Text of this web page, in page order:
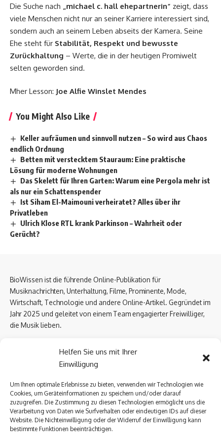
Helfen Sie uns mit Ihrer
Einwilligung
Um Ihnen optimale Erlebnisse zu bieten, verwenden wir Technologien wie
Cookies, um Geräteinformationen zu speichern und/oder darauf
zuzugreifen. Die Zustimmung zu diesen Technologien ermöglicht uns die
Verarbeitung von Daten wie Surfverhalten oder eindeutigen IDs auf dieser
Website. Die Nichteinwilligung oder der Widerruf der Einwilligung kann
bestimmte Funktionen beeinträchtigen.
Die Suche nach „michael c. hall ehepartnerin“ zeigt, dass
viele Menschen nicht nur an seiner Karriere interessiert sind,
sondern auch an seinem Leben abseits der Kamera. Seine
Ehe steht für Stabilität, Respekt und bewusste
Zurückhaltung – Werte, die in der heutigen Promiwelt
selten geworden sind.
Mher Lesson: Joe Alfie Winslet Mendes
You Might Also Like
Keller aufräumen und sinnvoll nutzen – So wird aus Chaos
endlich Ordnung
Betten mit verstecktem Stauraum: Eine praktische
Lösung für moderne Wohnungen
Das Skelett für Ihren Garten: Warum eine Pergola mehr ist
als nur ein Schattenspender
Ist Siham El-Maimouni verheiratet? Alles über ihr
Privatleben
Ulrich Klose RTL krank Parkinson – Wahrheit oder
Gerücht?
BioWissen ist die führende Online-Publikation für
Musiknachrichten, Unterhaltung, Filme, Prominente, Mode,
Wirtschaft, Technologie und andere Online-Artikel. Gegründet im
Jahr 2025 und geleitet von einem Team engagierter Freiwilliger,
die Musik lieben.
Über uns
Datenschutzerklärung
Kontakt Uns